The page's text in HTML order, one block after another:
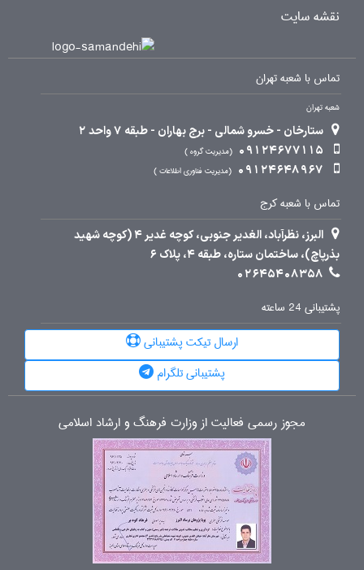
نقشه سایت
تماس با شعبه تهران
شعبه تهران
ستارخان - خسرو شمالی - برج بهاران - طبقه 7 واحد 2
09124677115
مدیریت گروه
09124648967 مدیریت فناوری اطلاعات
تماس با شعبه کرج
البرز، نظرآباد، الغدیر جنوبی، کوچه غدیر 4 (کوچه شهید
بذرپاچ)، ساختمان ستاره، طبقه 4، پلاک 6
02645408358
پشتیبانی 24 ساعته
ارسال تیکت پشتیبانی
پشتیبانی تلگرام
مجوز رسمی فعالیت از وزارت فرهنگ و ارشاد اسلامی